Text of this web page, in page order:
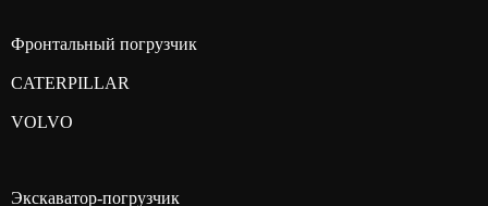
Фронтальный погрузчик
CATERPILLAR
VOLVO
Экскаватор-погрузчик